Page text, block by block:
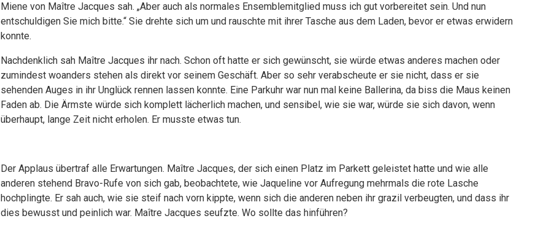
Miene von Maître Jacques sah. „Aber auch als normales Ensemblemitglied muss ich gut vorbereitet sein. Und nun
entschuldigen Sie mich bitte.“ Sie drehte sich um und rauschte mit ihrer Tasche aus dem Laden, bevor er etwas erwidern
konnte.
Nachdenklich sah Maître Jacques ihr nach. Schon oft hatte er sich gewünscht, sie würde etwas anderes machen oder
zumindest woanders stehen als direkt vor seinem Geschäft. Aber so sehr verabscheute er sie nicht, dass er sie
sehenden Auges in ihr Unglück rennen lassen konnte. Eine Parkuhr war nun mal keine Ballerina, da biss die Maus keinen
Faden ab. Die Ärmste würde sich komplett lächerlich machen, und sensibel, wie sie war, würde sie sich davon, wenn
überhaupt, lange Zeit nicht erholen. Er musste etwas tun.
Der Applaus übertraf alle Erwartungen. Maître Jacques, der sich einen Platz im Parkett geleistet hatte und wie alle
anderen stehend Bravo-Rufe von sich gab, beobachtete, wie Jaqueline vor Aufregung mehrmals die rote Lasche
hochplingte. Er sah auch, wie sie steif nach vorn kippte, wenn sich die anderen neben ihr grazil verbeugten, und dass ihr
dies bewusst und peinlich war. Maître Jacques seufzte. Wo sollte das hinführen?